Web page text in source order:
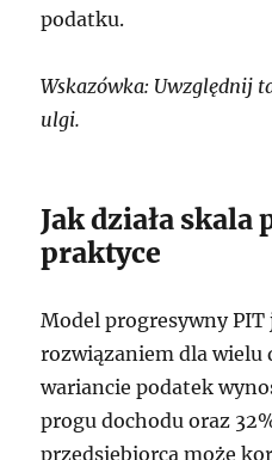
podatku.
Wskazówka: Uwzględnij
ulgi.
Jak działa skala
praktyce
Model progresywny
rozwiązaniem dla wielu
wariancie podatek
progu dochodu oraz
przedsiębiorca może